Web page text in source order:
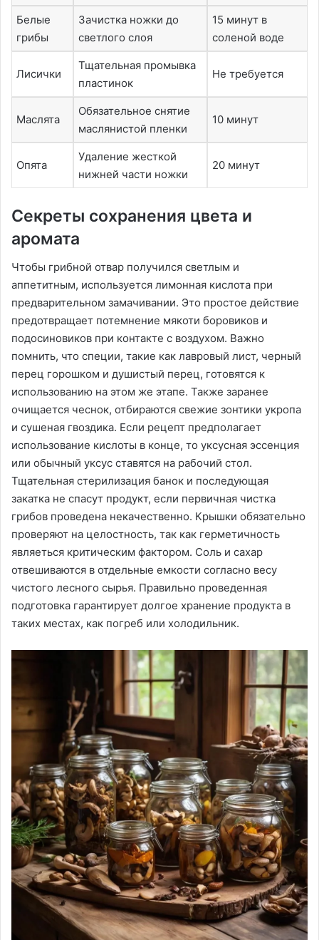
Белые
грибы
Зачистка ножки до
светлого слоя
15 минут в
соленой воде
Лисички
Тщательная промывка
пластинок
Не требуется
Маслята
Обязательное снятие
маслянистой пленки
10 минут
Опята
Удаление жесткой
нижней части ножки
20 минут
Секреты сохранения цвета и
аромата
Чтобы грибной отвар получился светлым и
аппетитным, используется лимонная кислота при
предварительном замачивании. Это простое действие
предотвращает потемнение мякоти боровиков и
подосиновиков при контакте с воздухом. Важно
помнить, что специи, такие как лавровый лист, черный
перец горошком и душистый перец, готовятся к
использованию на этом же этапе. Также заранее
очищается чеснок, отбираются свежие зонтики укропа
и сушеная гвоздика. Если рецепт предполагает
использование кислоты в конце, то уксусная эссенция
или обычный уксус ставятся на рабочий стол.
Тщательная стерилизация банок и последующая
закатка не спасут продукт, если первичная чистка
грибов проведена некачественно. Крышки обязательно
проверяют на целостность, так как герметичность
являеться критическим фактором. Соль и сахар
отвешиваются в отдельные емкости согласно весу
чистого лесного сырья. Правильно проведенная
подготовка гарантирует долгое хранение продукта в
таких местах, как погреб или холодильник.